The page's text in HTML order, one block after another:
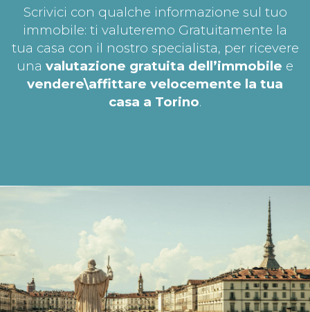
Scrivici con qualche informazione sul tuo
immobile: ti valuteremo Gratuitamente la
tua casa con il nostro specialista, per ricevere
una valutazione gratuita dell’immobile e
vendere\affittare velocemente la tua
casa a Torino.